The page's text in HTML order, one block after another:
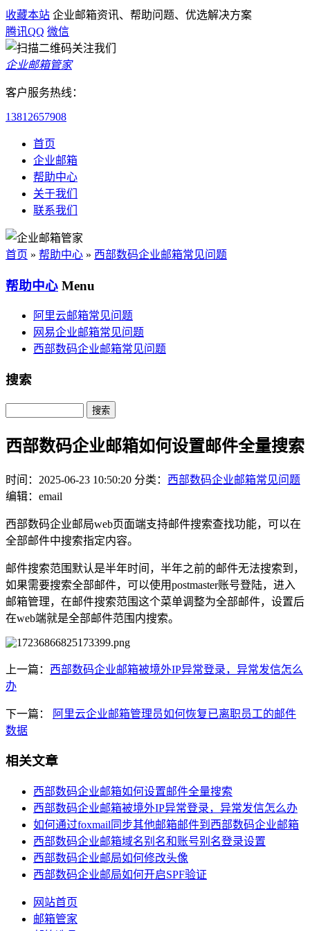
收藏本站 企业邮箱资讯、帮助问题、优选解决方案
腾讯QQ 微信
企业邮箱管家
客户服务热线：
13812657908
首页
企业邮箱
帮助中心
关于我们
联系我们
首页 » 帮助中心 » 西部数码企业邮箱常见问题
帮助中心 Menu
阿里云邮箱常见问题
网易企业邮箱常见问题
西部数码企业邮箱常见问题
搜索
Search
西部数码企业邮箱如何设置邮件全量搜索
时间：2025-06-23 10:50:20 分类： 西部数码企业邮箱常见问题
编辑：email
西部数码企业邮局web页面端支持邮件搜索查找功能，可以在
全部邮件中搜索指定内容。
邮件搜索范围默认是半年时间，半年之前的邮件无法搜索到，
如果需要搜索全部邮件，可以使用postmaster账号登陆，进入
邮箱管理，在邮件搜索范围这个菜单调整为全部邮件，设置后
在web端就是全部邮件范围内搜索。
上一篇： 西部数码企业邮箱被境外IP异常登录，异常发信怎么
办
下一篇：
阿里云企业邮箱管理员如何恢复已离职员工的邮件
数据
相关文章
西部数码企业邮箱如何设置邮件全量搜索
西部数码企业邮箱被境外IP异常登录，异常发信怎么办
如何通过foxmail同步其他邮箱邮件到西部数码企业邮箱
西部数码企业邮箱域名别名和账号别名登录设置
西部数码企业邮局如何修改头像
西部数码企业邮局如何开启SPF验证
网站首页
邮箱管家